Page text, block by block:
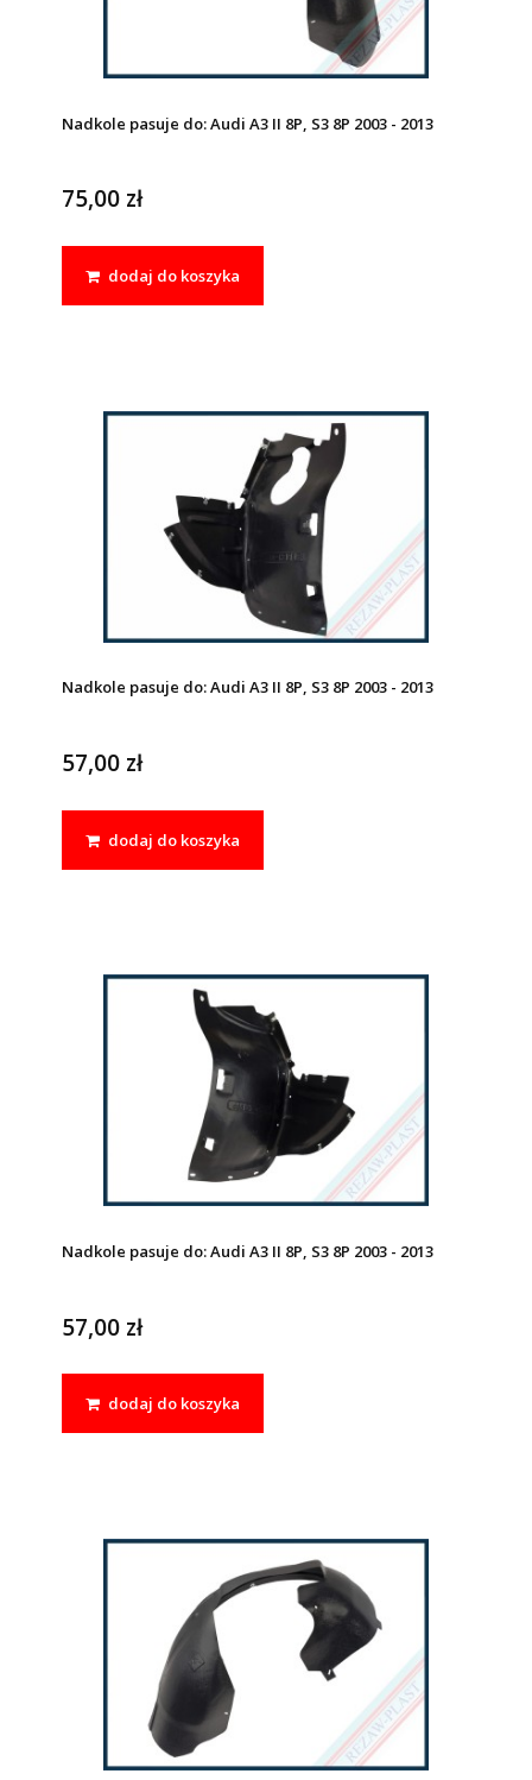
Nadkole pasuje do: Audi A3 II 8P, S3 8P 2003 - 2013
75,00 zł
dodaj do koszyka
Nadkole pasuje do: Audi A3 II 8P, S3 8P 2003 - 2013
57,00 zł
dodaj do koszyka
Nadkole pasuje do: Audi A3 II 8P, S3 8P 2003 - 2013
57,00 zł
dodaj do koszyka